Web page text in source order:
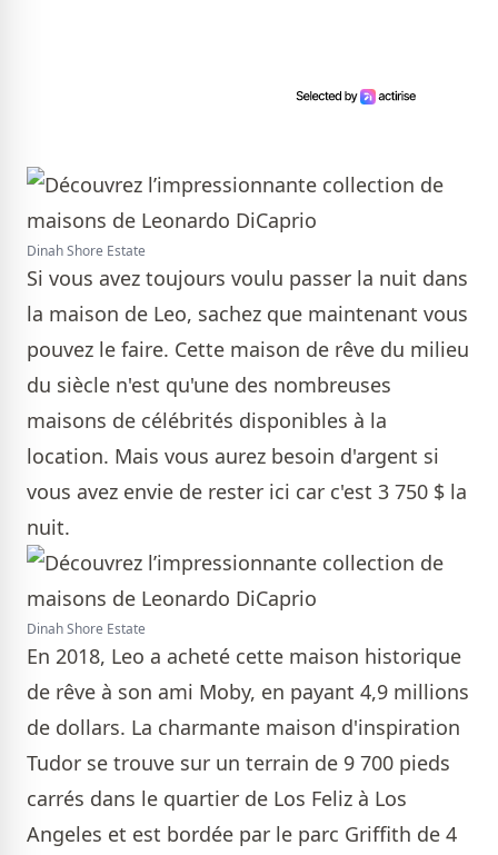
Dinah Shore Estate
Si vous avez toujours voulu passer la nuit dans
la maison de Leo, sachez que maintenant vous
pouvez le faire. Cette maison de rêve du milieu
du siècle n'est qu'une des nombreuses
maisons de célébrités disponibles à la
location. Mais vous aurez besoin d'argent si
vous avez envie de rester ici car c'est 3 750 $ la
nuit.
Dinah Shore Estate
En 2018, Leo a acheté cette maison historique
de rêve à son ami Moby, en payant 4,9 millions
de dollars. La charmante maison d'inspiration
Tudor se trouve sur un terrain de 9 700 pieds
carrés dans le quartier de Los Feliz à Los
Angeles et est bordée par le parc Griffith de 4